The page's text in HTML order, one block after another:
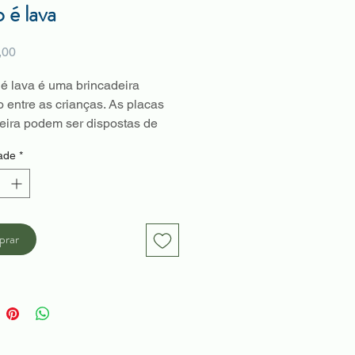
é lava
Preço
lava é uma brincadeira
entre as crianças. As placas
podem ser dispostas de
uma para a outra sem pisar no
8 placas de madeira em 4
*